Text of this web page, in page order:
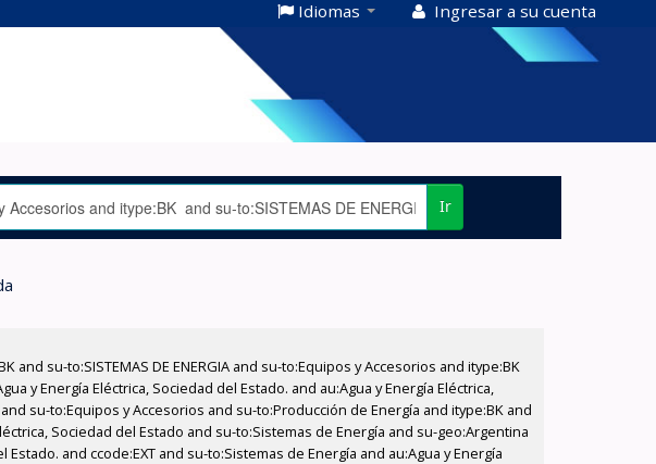
Idiomas Ingresar a su cuenta
Ir
su-to:SISTEMAS DE ENERGIA and su-to:Equipos y Accesorios and itype:BK
y Energía Eléctrica, Sociedad del Estado. and au:Agua y Energía Eléctrica,
su-to:Equipos y Accesorios and su-to:Producción de Energía and itype:BK and
Sociedad del Estado and su-to:Sistemas de Energía and su-geo:Argentina
and ccode:EXT and su-to:Sistemas de Energía and au:Agua y Energía